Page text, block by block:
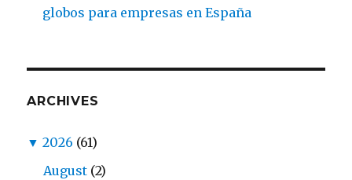
globos para empresas en España
ARCHIVES
▼ 2026 (61)
August (2)